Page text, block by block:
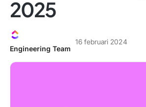
2025
Engineering Team
16 februari 2024